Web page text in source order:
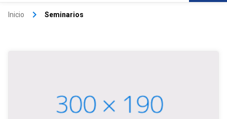
Inicio keyboard_arrow_right Seminarios